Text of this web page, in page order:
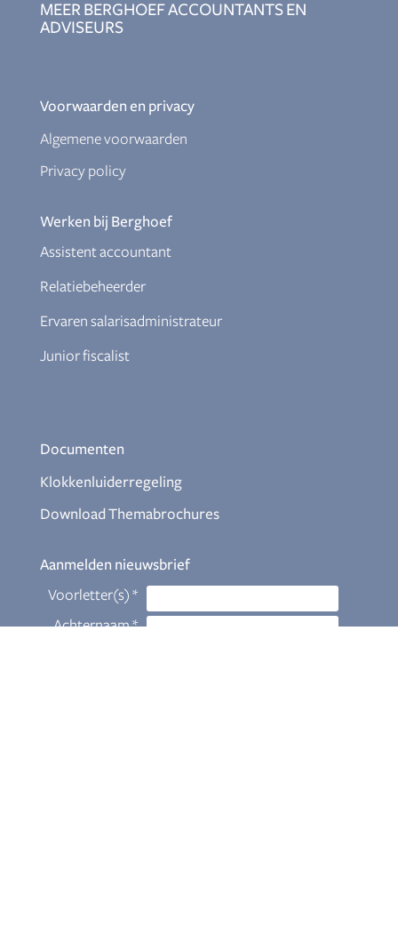
MEER BERGHOEF ACCOUNTANTS EN
ADVISEURS
Voorwaarden en privacy
Algemene voorwaarden
Privacy policy
Werken bij Berghoef
Assistent accountant
Relatiebeheerder
Ervaren salarisadministrateur
Junior fiscalist
Documenten
Klokkenluiderregeling
Download Themabrochures
Aanmelden nieuwsbrief